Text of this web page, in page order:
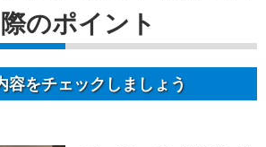
のポイント
容をチェックしましょう